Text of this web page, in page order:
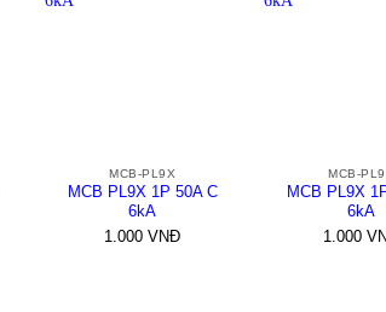
MCB-PL9X
MCB PL9X 1P 50A C
6kA
1.000 VNĐ
MCB-
MCB PL9X
6kA
1.000